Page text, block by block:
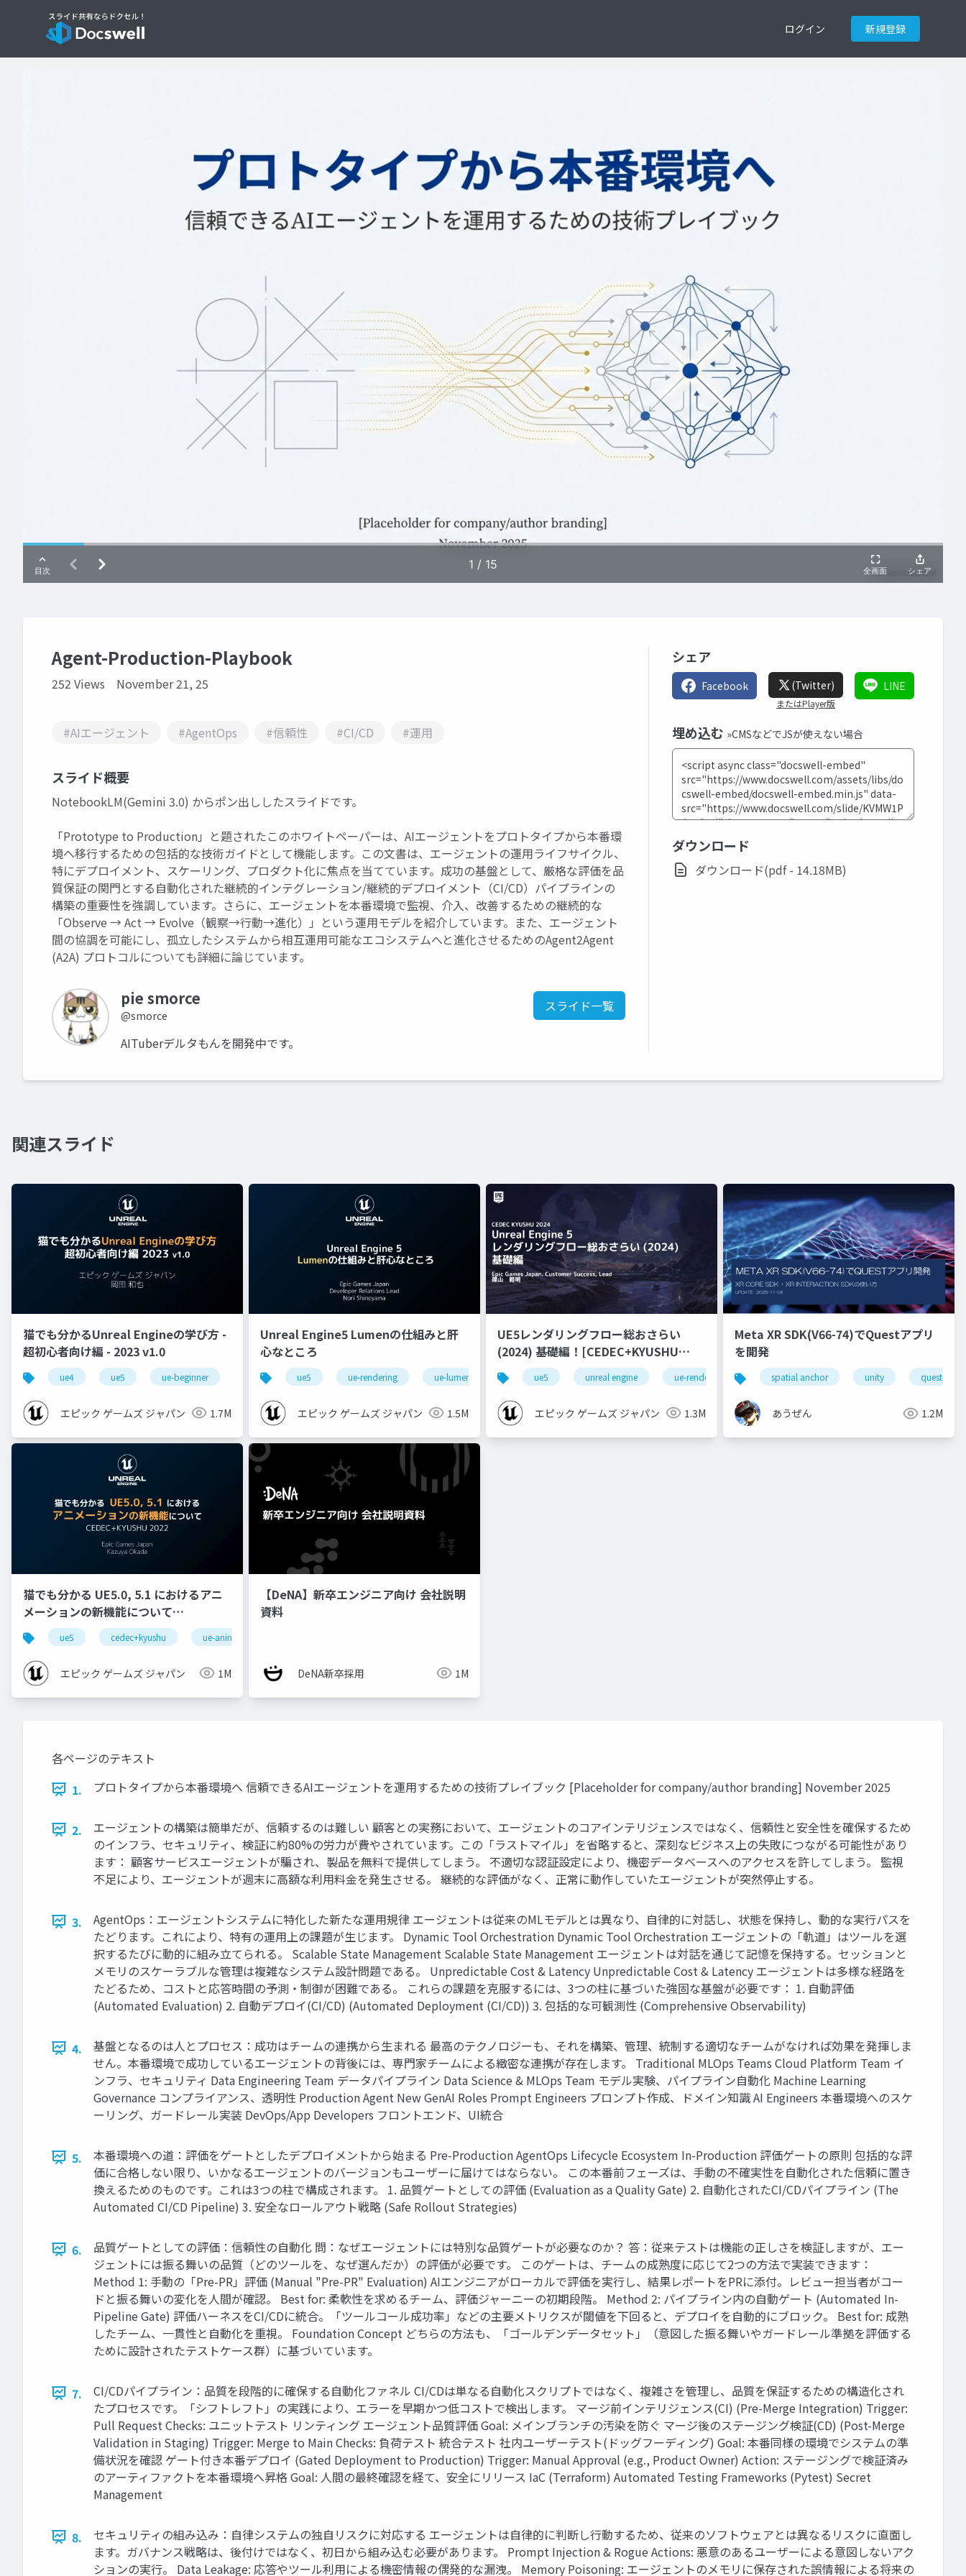
ログイン 新規登録
Agent-Production-Playbook
252 Views November 21, 25
#AIエージェント #AgentOps #信頼性 #CI/CD #運用
スライド概要
NotebookLM(Gemini 3.0) からポン出ししたスライドです。
「Prototype to Production」と題されたこのホワイトペーパーは、AIエージェントをプロトタイプから本番環
境へ移行するための包括的な技術ガイドとして機能します。この文書は、エージェントの運用ライフサイクル、
特にデプロイメント、スケーリング、プロダクト化に焦点を当てています。成功の基盤として、厳格な評価を品
質保証の関門とする自動化された継続的インテグレーション/継続的デプロイメント（CI/CD）パイプラインの
構築の重要性を強調しています。さらに、エージェントを本番環境で監視、介入、改善するための継続的な
「Observe → Act → Evolve（観察→行動→進化）」という運用モデルを紹介しています。また、エージェント
間の協調を可能にし、孤立したシステムから相互運用可能なエコシステムへと進化させるためのAgent2Agent
(A2A) プロトコルについても詳細に論じています。
pie smorce
@smorce
スライド一覧
AITuberデルタもんを開発中です。
シェア
Facebook (Twitter)
またはPlayer版
LINE
埋め込む »CMSなどでJSが使えない場合
ダウンロード
ダウンロード(pdf - 14.18MB)
関連スライド
猫でも分かるUnreal Engineの学び方 -
超初心者向け編 - 2023 v1.0
ue4 ue5 ue-beginner
エピック ゲームズ ジャパン 1.7M
Unreal Engine5 Lumenの仕組みと肝
心なところ
ue5 ue-rendering ue-lumen
エピック ゲームズ ジャパン 1.5M
UE5レンダリングフロー総おさらい
(2024) 基礎編！[CEDEC+KYUSHU
2024] ue5 unreal engine ue-rendering
エピック ゲームズ ジャパン 1.3M
Meta XR SDK(V66-74)でQuestアプリ
を開発
spatial anchor unity quest pro
あうぜん 1.2M
猫でも分かる UE5.0, 5.1 におけるアニ
メーションの新機能について
【CEDEC+KYUSHU 2022】
ue5 cedec+kyushu ue-animation
エピック ゲームズ ジャパン 1M
【DeNA】新卒エンジニア向け 会社説明
資料
DeNA新卒採用 1M
各ページのテキスト
1.
プロトタイプから本番環境へ 信頼できるAIエージェントを運用するための技術プレイブック [Placeholder for company/author branding] November 2025
2.
エージェントの構築は簡単だが、信頼するのは難しい 顧客との実務において、エージェントのコアインテリジェンスではなく、信頼性と安全性を確保するため
のインフラ、セキュリティ、検証に約80%の労力が費やされています。この「ラストマイル」を省略すると、深刻なビジネス上の失敗につながる可能性があり
ます： 顧客サービスエージェントが騙され、製品を無料で提供してしまう。 不適切な認証設定により、機密データベースへのアクセスを許してしまう。 監視
不足により、エージェントが週末に高額な利用料金を発生させる。 継続的な評価がなく、正常に動作していたエージェントが突然停止する。
3.
AgentOps：エージェントシステムに特化した新たな運用規律 エージェントは従来のMLモデルとは異なり、自律的に対話し、状態を保持し、動的な実行パスを
たどります。これにより、特有の運用上の課題が生じます。 Dynamic Tool Orchestration Dynamic Tool Orchestration エージェントの「軌道」はツールを選
択するたびに動的に組み立てられる。 Scalable State Management Scalable State Management エージェントは対話を通じて記憶を保持する。セッションと
メモリのスケーラブルな管理は複雑なシステム設計問題である。 Unpredictable Cost & Latency Unpredictable Cost & Latency エージェントは多様な経路を
たどるため、コストと応答時間の予測・制御が困難である。 これらの課題を克服するには、3つの柱に基づいた強固な基盤が必要です： 1. 自動評価
(Automated Evaluation) 2. 自動デプロイ(CI/CD) (Automated Deployment (CI/CD)) 3. 包括的な可観測性 (Comprehensive Observability)
4.
基盤となるのは人とプロセス：成功はチームの連携から生まれる 最高のテクノロジーも、それを構築、管理、統制する適切なチームがなければ効果を発揮しま
せん。本番環境で成功しているエージェントの背後には、専門家チームによる緻密な連携が存在します。 Traditional MLOps Teams Cloud Platform Team イ
ンフラ、セキュリティ Data Engineering Team データパイプライン Data Science & MLOps Team モデル実験、パイプライン自動化 Machine Learning
Governance コンプライアンス、透明性 Production Agent New GenAI Roles Prompt Engineers プロンプト作成、ドメイン知識 AI Engineers 本番環境へのスケ
ーリング、ガードレール実装 DevOps/App Developers フロントエンド、UI統合
5.
本番環境への道：評価をゲートとしたデプロイメントから始まる Pre-Production AgentOps Lifecycle Ecosystem In-Production 評価ゲートの原則 包括的な評
価に合格しない限り、いかなるエージェントのバージョンもユーザーに届けてはならない。 この本番前フェーズは、手動の不確実性を自動化された信頼に置き
換えるためのものです。これは3つの柱で構成されます。 1. 品質ゲートとしての評価 (Evaluation as a Quality Gate) 2. 自動化されたCI/CDパイプライン (The
Automated CI/CD Pipeline) 3. 安全なロールアウト戦略 (Safe Rollout Strategies)
6.
品質ゲートとしての評価：信頼性の自動化 問：なぜエージェントには特別な品質ゲートが必要なのか？ 答：従来テストは機能の正しさを検証しますが、エー
ジェントには振る舞いの品質（どのツールを、なぜ選んだか）の評価が必要です。 このゲートは、チームの成熟度に応じて2つの方法で実装できます：
Method 1: 手動の「Pre-PR」評価 (Manual "Pre-PR" Evaluation) AIエンジニアがローカルで評価を実行し、結果レポートをPRに添付。レビュー担当者がコー
ドと振る舞いの変化を人間が確認。 Best for: 柔軟性を求めるチーム、評価ジャーニーの初期段階。 Method 2: パイプライン内の自動ゲート (Automated In-
Pipeline Gate) 評価ハーネスをCI/CDに統合。「ツールコール成功率」などの主要メトリクスが閾値を下回ると、デプロイを自動的にブロック。 Best for: 成熟
したチーム、一貫性と自動化を重視。 Foundation Concept どちらの方法も、「ゴールデンデータセット」（意図した振る舞いやガードレール準拠を評価する
ために設計されたテストケース群）に基づいています。
7.
CI/CDパイプライン：品質を段階的に確保する自動化ファネル CI/CDは単なる自動化スクリプトではなく、複雑さを管理し、品質を保証するための構造化され
たプロセスです。「シフトレフト」の実践により、エラーを早期かつ低コストで検出します。 マージ前インテリジェンス(CI) (Pre-Merge Integration) Trigger:
Pull Request Checks: ユニットテスト リンティング エージェント品質評価 Goal: メインブランチの汚染を防ぐ マージ後のステージング検証(CD) (Post-Merge
Validation in Staging) Trigger: Merge to Main Checks: 負荷テスト 統合テスト 社内ユーザーテスト(ドッグフーディング) Goal: 本番同様の環境でシステムの準
備状況を確認 ゲート付き本番デプロイ (Gated Deployment to Production) Trigger: Manual Approval (e.g., Product Owner) Action: ステージングで検証済み
のアーティファクトを本番環境へ昇格 Goal: 人間の最終確認を経て、安全にリリース IaC (Terraform) Automated Testing Frameworks (Pytest) Secret
Management
8.
セキュリティの組み込み：自律システムの独自リスクに対応する エージェントは自律的に判断し行動するため、従来のソフトウェアとは異なるリスクに直面し
ます。ガバナンス戦略は、後付けではなく、初日から組み込む必要があります。 Prompt Injection & Rogue Actions: 悪意のあるユーザーによる意図しないアク
ションの実行。 Data Leakage: 応答やツール利用による機密情報の偶発的な漏洩。 Memory Poisoning: エージェントのメモリに保存された誤情報による将来の